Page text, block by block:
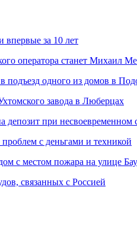
впервые за 10 лет
оператора станет Михаил
одного из домов в
завода в Люберцах
депозит при несвоевременном
с деньгами и техникой
с местом пожара на улице
связанных с Россией